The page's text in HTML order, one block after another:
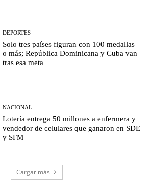
DEPORTES
Solo tres países figuran con 100 medallas
o más; República Dominicana y Cuba van
tras esa meta
NACIONAL
Lotería entrega 50 millones a enfermera y
vendedor de celulares que ganaron en SDE
y SFM
Cargar más